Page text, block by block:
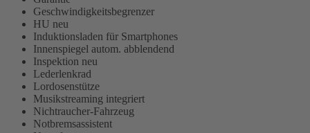
Geschwindigkeitsbegrenzer
HU neu
Induktionsladen für Smartphones
Innenspiegel autom. abblendend
Inspektion neu
Lederlenkrad
Lordosenstütze
Musikstreaming integriert
Nichtraucher-Fahrzeug
Notbremsassistent